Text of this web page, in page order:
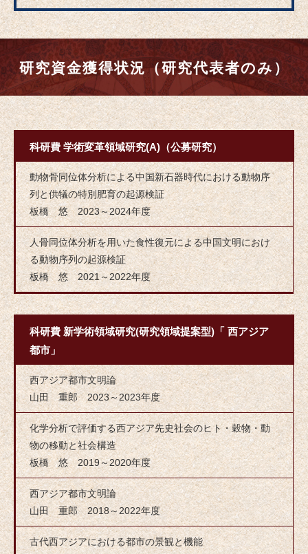
研究資金獲得状況（研究代表者のみ）
科研費 学術変革領域研究(A)（公募研究）
動物骨同位体分析による中国新石器時代における動物序
列と供犠の特別肥育の起源検証
板橋 悠 2023～2024年度
人骨同位体分析を用いた食性復元による中国文明におけ
る動物序列の起源検証
板橋 悠 2021～2022年度
科研費 新学術領域研究(研究領域提案型)「 西アジア
都市」
西アジア都市文明論
山田 重郎 2023～2023年度
化学分析で評価する西アジア先史社会のヒト・穀物・動
物の移動と社会構造
板橋 悠 2019～2020年度
西アジア都市文明論
山田 重郎 2018～2022年度
古代西アジアにおける都市の景観と機能